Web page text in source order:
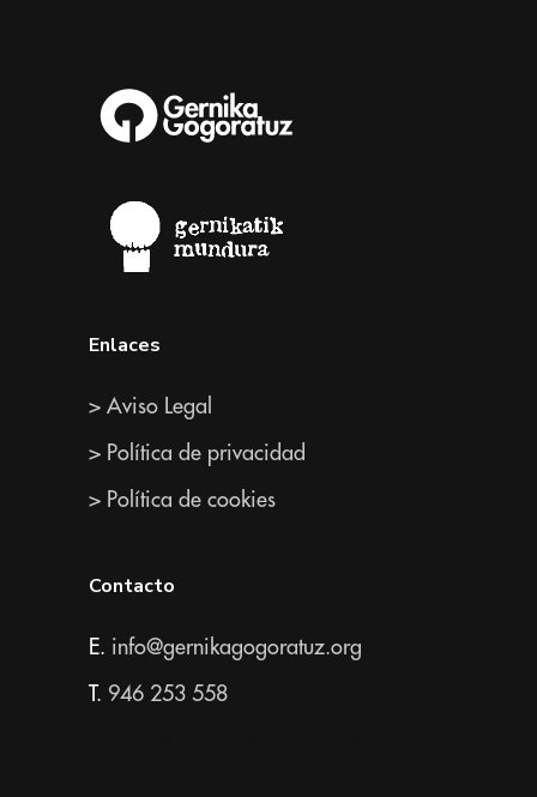
Enlaces
> Aviso Legal
> Política de privacidad
> Política de cookies
Contacto
E. info@gernikagogoratuz.org
T. 946 253 558